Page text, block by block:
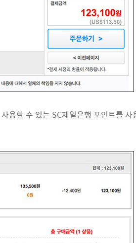
용할 수 있는 SC제일은행 포인트를